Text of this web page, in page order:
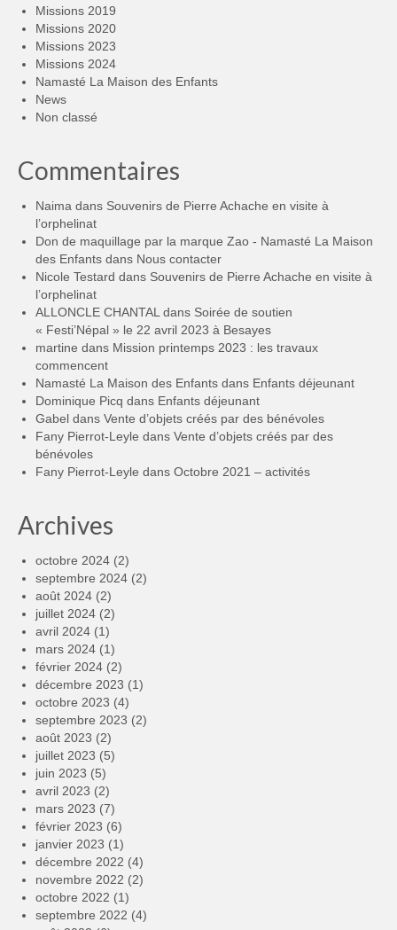
Missions 2019
Missions 2020
Missions 2023
Missions 2024
Namasté La Maison des Enfants
News
Non classé
Commentaires
Naima dans Souvenirs de Pierre Achache en visite à
l’orphelinat
Don de maquillage par la marque Zao - Namasté La Maison
des Enfants dans Nous contacter
Nicole Testard dans Souvenirs de Pierre Achache en visite à
l’orphelinat
ALLONCLE CHANTAL dans Soirée de soutien
« Festi’Népal » le 22 avril 2023 à Besayes
martine dans Mission printemps 2023 : les travaux
commencent
Namasté La Maison des Enfants dans Enfants déjeunant
Dominique Picq dans Enfants déjeunant
Gabel dans Vente d’objets créés par des bénévoles
Fany Pierrot-Leyle dans Vente d’objets créés par des
bénévoles
Fany Pierrot-Leyle dans Octobre 2021 – activités
Archives
octobre 2024 (2)
septembre 2024 (2)
août 2024 (2)
juillet 2024 (2)
avril 2024 (1)
mars 2024 (1)
février 2024 (2)
décembre 2023 (1)
octobre 2023 (4)
septembre 2023 (2)
août 2023 (2)
juillet 2023 (5)
juin 2023 (5)
avril 2023 (2)
mars 2023 (7)
février 2023 (6)
janvier 2023 (1)
décembre 2022 (4)
novembre 2022 (2)
octobre 2022 (1)
septembre 2022 (4)